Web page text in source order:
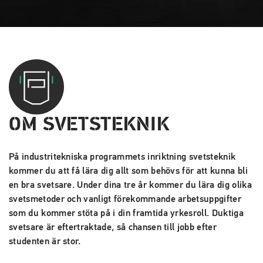
OM SVETSTEKNIK
På industritekniska programmets inriktning svetsteknik
kommer du att få lära dig allt som behövs för att kunna bli
en bra svetsare. Under dina tre år kommer du lära dig olika
svetsmetoder och vanligt förekommande arbetsuppgifter
som du kommer stöta på i din framtida yrkesroll. Duktiga
svetsare är eftertraktade, så chansen till jobb efter
studenten är stor.